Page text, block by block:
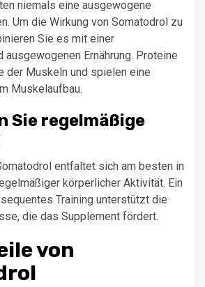
niemals eine ausgewogene
Um die Wirkung von Somatodrol zu
Sie es mit einer
ausgewogenen Ernährung. Proteine
der Muskeln und spielen eine
Muskelaufbau.
Sie regelmäßige
entfaltet sich am besten in
körperlicher Aktivität. Ein
Training unterstützt die
die das Supplement fördert.
von